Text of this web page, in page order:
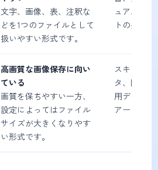
文字、画像、表、注釈な
どを1つのファイルとして
扱いやすい形式です。
ュアル、レ
トの共有
高画質な画像保存に向い
ている
画質を保ちやすい一方、
設定によってはファイル
サイズが大きくなりやす
い形式です。
スキャンデ
タ、図面、
用データ、
アーカイブ